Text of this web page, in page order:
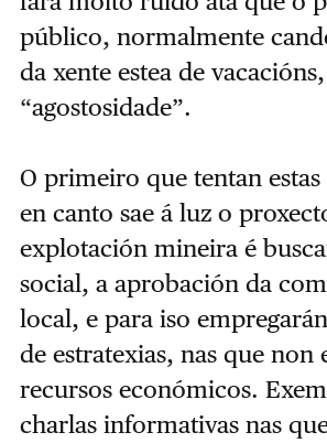
público, normalmente
da xente estea de
“agostosidade”.
O primeiro que tentan
en canto sae á luz o
explotación mineira é
social, a aprobación da
local, e para iso
de estratexias, nas que non
recursos económicos.
charlas informativas nas